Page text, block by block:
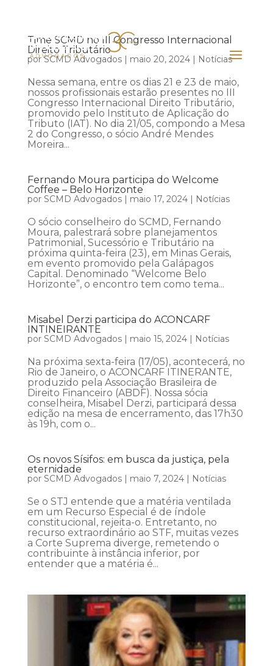
Time SCMD no III Congresso Internacional
Direito Tributário
porSCMD Advogados| maio 20, 2024| Notícias
Nessa semana, entre os dias 21 e 23 de maio,
nossos profissionais estarão presentes no III
Congresso Internacional Direito Tributário,
promovido pelo Instituto de Aplicação do
Tributo (IAT). No dia 21/05, compondo a Mesa
2 do Congresso, o sócio André Mendes
Moreira...
Fernando Moura participa do Welcome
Coffee – Belo Horizonte
por SCMD Advogados| maio 17, 2024| Notícias
O sócio conselheiro do SCMD, Fernando
Moura, palestrará sobre planejamentos
Patrimonial, Sucessório e Tributário na
próxima quinta-feira (23), em Minas Gerais,
em evento promovido pela Galápagos
Capital. Denominado “Welcome Belo
Horizonte”, o encontro tem como tema...
Misabel Derzi participa do ACONCARF
INTINEIRANTE
por SCMD Advogados| maio 15, 2024| Notícias
Na próxima sexta-feira (17/05), acontecerá, no
Rio de Janeiro, o ACONCARF ITINERANTE,
produzido pela Associação Brasileira de
Direito Financeiro (ABDF). Nossa sócia
conselheira, Misabel Derzi, participará dessa
edição na mesa de encerramento, das 17h30
às 19h, com o...
Os novos Sísifos: em busca da justiça, pela
eternidade
por SCMD Advogados| maio 7, 2024| Notícias
Se o STJ entende que a matéria ventilada
em um Recurso Especial é de índole
constitucional, rejeita-o. Entretanto, no
recurso extraordinário ao STF, muitas vezes
a Corte Suprema diverge, remetendo o
contribuinte à instância inferior, por
entender que a matéria é...